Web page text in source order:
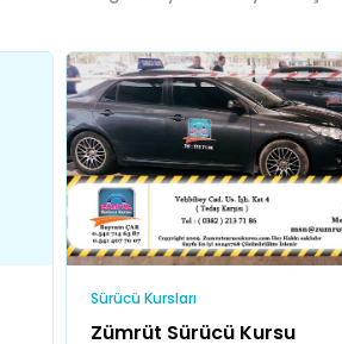
Sürücü Kursları
Zümrüt Sürücü Kursu